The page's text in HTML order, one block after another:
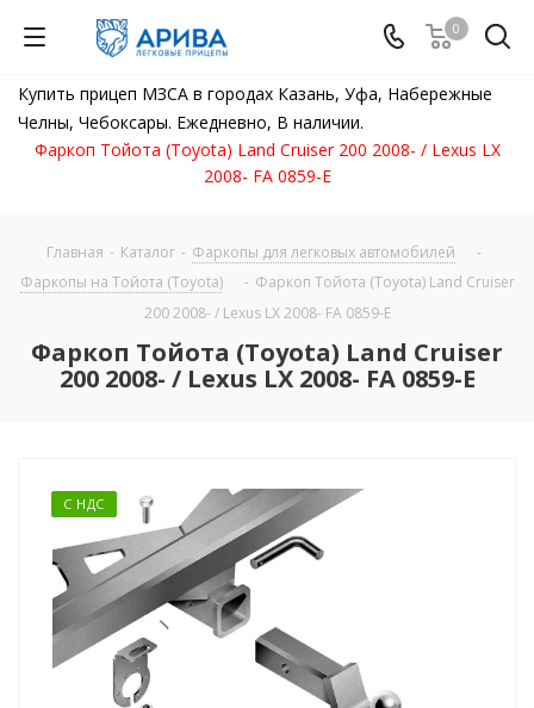
0
Купить прицеп МЗСА в городах Казань, Уфа, Набережные
Челны, Чебоксары. Ежедневно, В наличии.
Фаркоп Тойота (Toyota) Land Cruiser 200 2008- / Lexus LX
2008- FA 0859-E
Главная - Каталог - Фаркопы для легковых автомобилей
-
Фаркопы на Тойота (Toyota)
- Фаркоп Тойота (Toyota) Land Cruiser
200 2008- / Lexus LX 2008- FA 0859-E
Фаркоп Тойота (Toyota) Land Cruiser
200 2008- / Lexus LX 2008- FA 0859-E
С НДС